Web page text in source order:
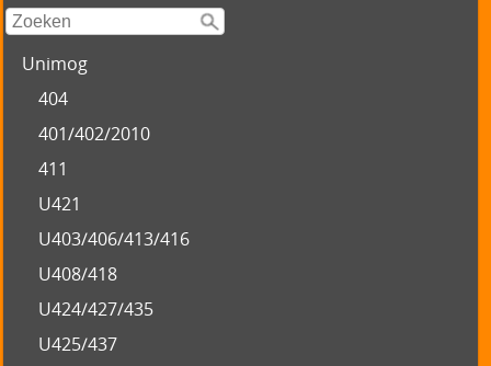
Unimog
404
401/402/2010
411
U421
U403/406/413/416
U408/418
U424/427/435
U425/437